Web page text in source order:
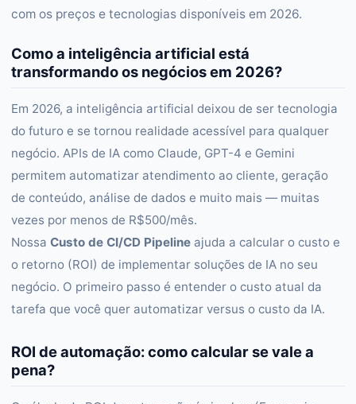
com os preços e tecnologias disponíveis em 2026.
Como a inteligência artificial está
transformando os negócios em 2026?
Em 2026, a inteligência artificial deixou de ser tecnologia
do futuro e se tornou realidade acessível para qualquer
negócio. APIs de IA como Claude, GPT-4 e Gemini
permitem automatizar atendimento ao cliente, geração
de conteúdo, análise de dados e muito mais — muitas
vezes por menos de R$500/mês.
Nossa Custo de CI/CD Pipeline ajuda a calcular o custo e
o retorno (ROI) de implementar soluções de IA no seu
negócio. O primeiro passo é entender o custo atual da
tarefa que você quer automatizar versus o custo da IA.
ROI de automação: como calcular se vale a
pena?